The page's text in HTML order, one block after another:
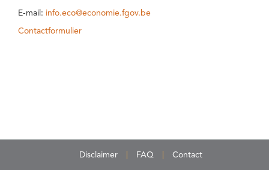
E-mail: info.eco@economie.fgov.be
Contactformulier
Disclaimer FAQ Contact